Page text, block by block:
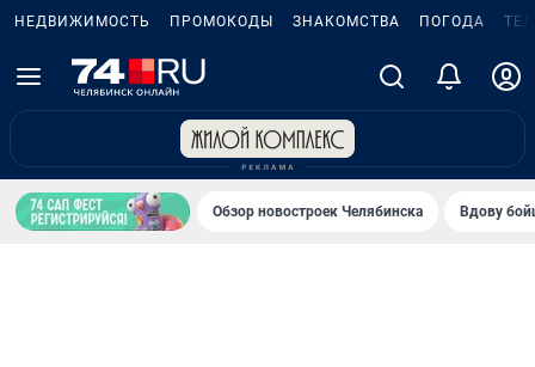
НЕДВИЖИМОСТЬ ПРОМОКОДЫ ЗНАКОМСТВА ПОГОДА
Обзор новостроек Челябинска Вдову